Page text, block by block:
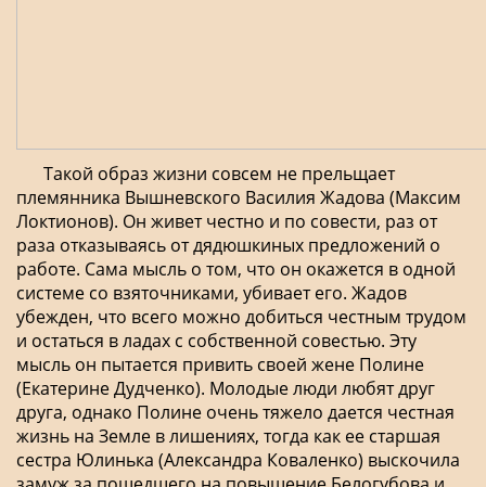
Такой образ жизни совсем не прельщает
племянника Вышневского Василия Жадова (Максим
Локтионов). Он живет честно и по совести, раз от
раза отказываясь от дядюшкиных предложений о
работе. Сама мысль о том, что он окажется в одной
системе со взяточниками, убивает его. Жадов
убежден, что всего можно добиться честным трудом
и остаться в ладах с собственной совестью. Эту
мысль он пытается привить своей жене Полине
(Екатерине Дудченко). Молодые люди любят друг
друга, однако Полине очень тяжело дается честная
жизнь на Земле в лишениях, тогда как ее старшая
сестра Юлинька (Александра Коваленко) выскочила